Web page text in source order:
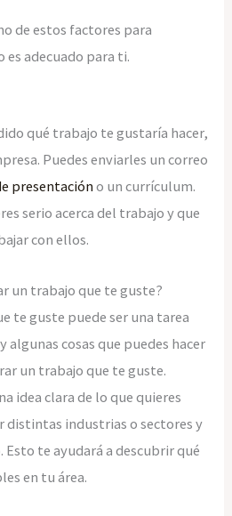
de estos factores para
adecuado para ti.
qué trabajo te gustaría hacer,
Puedes enviarles un correo
presentacióno un currículum.
serio acerca del trabajo y que
con ellos.
un trabajo que te guste?
te guste puede ser una tarea
cosas que puedes hacer
un trabajo que te guste.
idea clara de lo que quieres
distintas industrias o sectores y
Esto te ayudará a descubrir qué
en tu área.